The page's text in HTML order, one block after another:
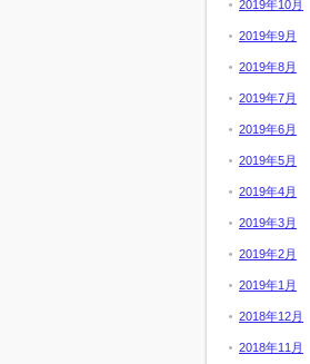
2019年10月
2019年9月
2019年8月
2019年7月
2019年6月
2019年5月
2019年4月
2019年3月
2019年2月
2019年1月
2018年12月
2018年11月